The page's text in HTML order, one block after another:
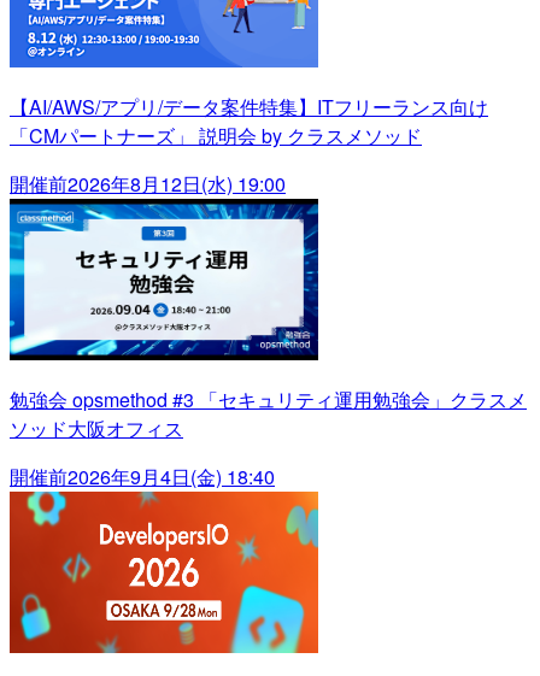
【AI/AWS/アプリ/データ案件特集】ITフリーランス向け
「CMパートナーズ」 説明会 by クラスメソッド
開催前2026年8月12日(水) 19:00
勉強会 opsmethod #3 「セキュリティ運用勉強会」クラスメ
ソッド大阪オフィス
開催前2026年9月4日(金) 18:40